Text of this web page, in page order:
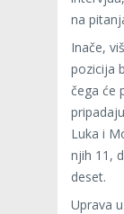
na
Inače,
pozicija
čega će
Luka i
njih 11,
deset.
Uprava